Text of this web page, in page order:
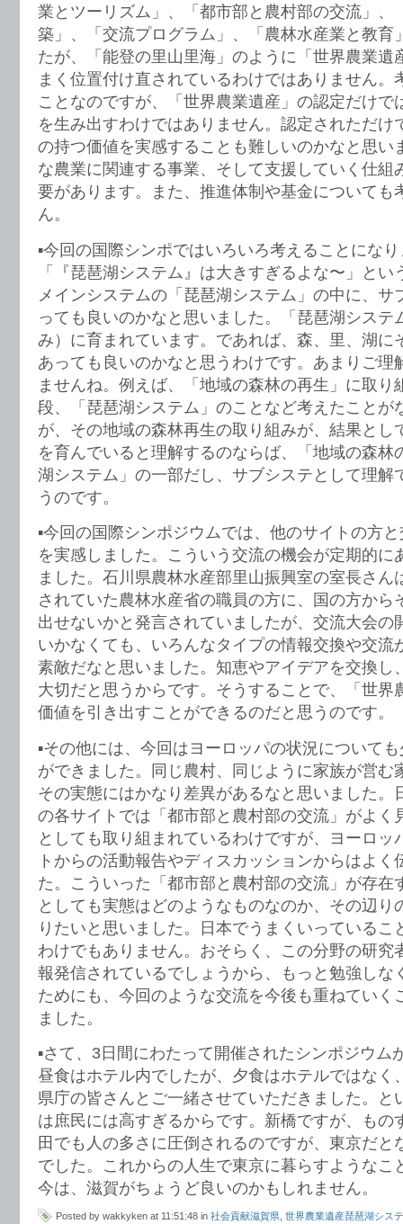
業とツーリズム」、「都市部と農村部の交流」、
築」、「交流プログラム」、「農林水産業と教育
たが、「能登の里山里海」のように「世界農業遺
まく位置付け直されているわけではありません。
ことなのですが、「世界農業遺産」の認定だけで
を生み出すわけではありません。認定されただけ
の持つ価値を実感することも難しいのかなと思い
な農業に関連する事業、そして支援していく仕組
要があります。また、推進体制や基金についても
ん。
▪️今回の国際シンポではいろいろ考えることにな
「『琵琶湖システム』は大きすぎるよな〜」と
メインシステムの「琵琶湖システム」の中に、サ
っても良いのかなと思いました。「琵琶湖システ
み）に育まれています。であれば、森、里、湖に
あっても良いのかなと思うわけです。あまりご理
ませんね。例えば、「地域の森林の再生」に取り
段、「琵琶湖システム」のことなど考えたことが
が、その地域の森林再生の取り組みが、結果とし
を育んでいると理解するのならば、「地域の森林
湖システム」の一部だし、サブシステとして理解
うのです。
▪️今回の国際シンポジウムでは、他のサイトの方
を実感しました。こういう交流の機会が定期的に
ました。石川県農林水産部里山振興室の室長さん
されていた農林水産省の職員の方に、国の方から
出せないかと発言されていましたが、交流大会の
いかなくても、いろんなタイプの情報交換や交流
素敵だなと思いました。知恵やアイデアを交換し
大切だと思うからです。そうすることで、「世界
価値を引き出すことができるのだと思うのです。
▪️その他には、今回はヨーロッパの状況について
ができました。同じ農村、同じように家族が営む
その実態にはかなり差異があるなと思いました。
の各サイトでは「都市部と農村部の交流」がよく
としても取り組まれているわけですが、ヨーロッ
トからの活動報告やディスカッションからはよく
た。こういった「都市部と農村部の交流」が存在
としても実態はどのようなものなのか、その辺り
りたいと思いました。日本でうまくいっているこ
わけでもありません。おそらく、この分野の研究
報発信されているでしょうから、もっと勉強しな
ためにも、今回のような交流を今後も重ねていく
ました。
▪️さて、3日間にわたって開催されたシンポジウム
昼食はホテル内でしたが、夕食はホテルではなく
県庁の皆さんとご一緒させていただきました。と
は庶民には高すぎるからです。新橋ですが、もの
田でも人の多さに圧倒されるのですが、東京だ
でした。これからの人生で東京に暮らすようなこ
今は、滋賀がちょうど良いのかもしれません。
Posted by wakkyken at 11:51:48 in 社会貢献滋賀県 世界農業遺産琵琶湖シス